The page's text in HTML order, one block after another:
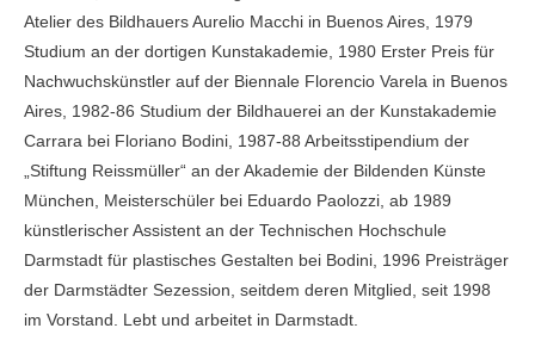
Atelier des Bildhauers Aurelio Macchi in Buenos Aires, 1979
Studium an der dortigen Kunstakademie, 1980 Erster Preis für
Nachwuchskünstler auf der Biennale Florencio Varela in Buenos
Aires, 1982-86 Studium der Bildhauerei an der Kunstakademie
Carrara bei Floriano Bodini, 1987-88 Arbeitsstipendium der
„Stiftung Reissmüller“ an der Akademie der Bildenden Künste
München, Meisterschüler bei Eduardo Paolozzi, ab 1989
künstlerischer Assistent an der Technischen Hochschule
Darmstadt für plastisches Gestalten bei Bodini, 1996 Preisträger
der Darmstädter Sezession, seitdem deren Mitglied, seit 1998
im Vorstand. Lebt und arbeitet in Darmstadt.